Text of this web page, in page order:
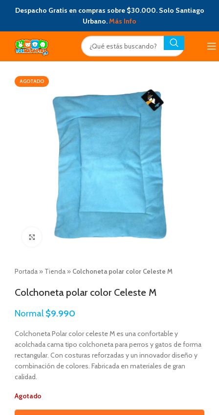
Despacho Gratis en compras sobre $30.000. Solo Santiago
Urbano.Más Info
AGOTADO
Click to enlarge
Portada » Tienda » Colchoneta polar color Celeste M
Colchoneta polar color Celeste M
Normal $9.990
Colchoneta Polar color celeste M es una confortable y
acolchada cama tipo colchoneta para perros y gatos de forma
rectangular. Con costuras reforzadas y un innovador diseño y
combinación de colores. Fabricada en materiales de gran
calidad.
Agotado